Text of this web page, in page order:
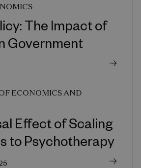
The Impact of
Government
ECONOMICS AND
Effect of Scaling
to Psychotherapy